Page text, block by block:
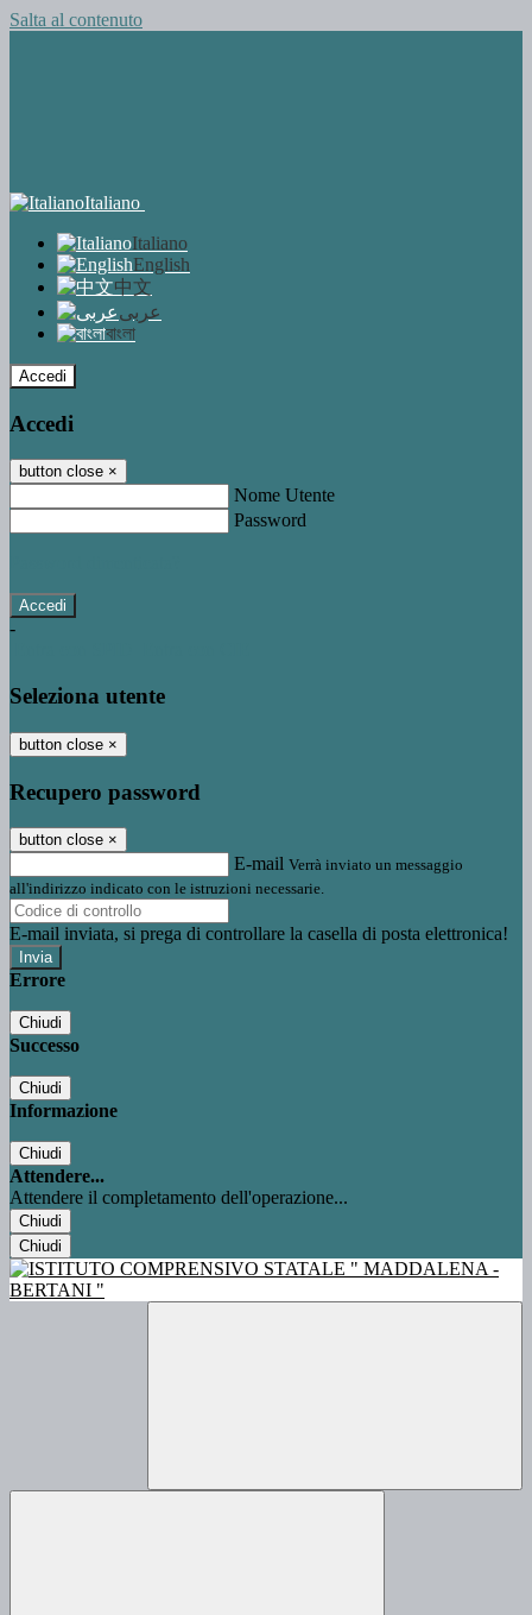
Salta al contenuto
Italiano
Italiano
English
中文
عربى
বাংলা
Accedi
Accedi
button close ×
Nome Utente
Password
-
Seleziona utente
button close ×
Recupero password
button close ×
E-mail Verrà inviato un messaggio
all'indirizzo indicato con le istruzioni necessarie.
E-mail inviata, si prega di controllare la casella di posta elettronica!
Errore
Chiudi
Successo
Chiudi
Informazione
Chiudi
Attendere...
Attendere il completamento dell'operazione...
Chiudi
Chiudi